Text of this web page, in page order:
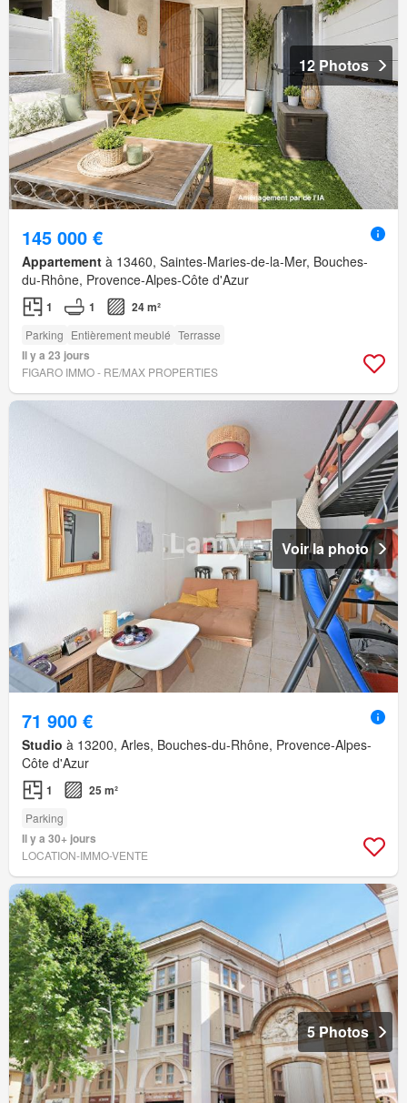
12 Photos
145 000 €
Appartement à 13460, Saintes-Maries-de-la-Mer, Bouches-
du-Rhône, Provence-Alpes-Côte d'Azur
1 1 24 m²
Parking Entièrement meublé Terrasse
Il y a 23 jours
FIGARO IMMO - RE/MAX PROPERTIES
Voir la photo
71 900 €
Studio à 13200, Arles, Bouches-du-Rhône, Provence-Alpes-
Côte d'Azur
1 25 m²
Parking
Il y a 30+ jours
LOCATION-IMMO-VENTE
5 Photos